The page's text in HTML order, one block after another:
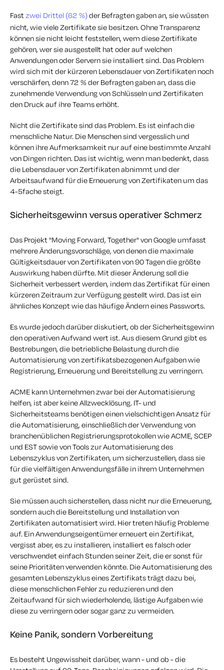
Fastzwei Drittel (62 %)der Befragten gaben an, sie wüssten
nicht, wie viele Zertifikate sie besitzen. Ohne Transparenz
können sie nicht leicht feststellen, wem diese Zertifikate
gehören, wer sie ausgestellt hat oder auf welchen
Anwendungen oder Servern sie installiert sind. Das Problem
wird sich mit der kürzeren Lebensdauer von Zertifikaten noch
verschärfen, denn 72 % der Befragten gaben an, dass die
zunehmende Verwendung von Schlüsseln und Zertifikaten
den Druck auf ihre Teams erhöht.
Nicht die Zertifikate sind das Problem. Es ist einfach die
menschliche Natur. Die Menschen sind vergesslich und
können ihre Aufmerksamkeit nur auf eine bestimmte Anzahl
von Dingen richten. Das ist wichtig, wenn man bedenkt, dass
die Lebensdauer von Zertifikaten abnimmt und der
Arbeitsaufwand für die Erneuerung von Zertifikaten um das
4-5fache steigt.
Sicherheitsgewinn versus operativer Schmerz
Das Projekt "Moving Forward, Together" von Google umfasst
mehrere Änderungsvorschläge, von denen die maximale
Gültigkeitsdauer von Zertifikaten von 90 Tagen die größte
Auswirkung haben dürfte. Mit dieser Änderung soll die
Sicherheit verbessert werden, indem das Zertifikat für einen
kürzeren Zeitraum zur Verfügung gestellt wird. Das ist ein
ähnliches Konzept wie das häufige Ändern eines Passworts.
Es wurde jedoch darüber diskutiert, ob der Sicherheitsgewinn
den operativen Aufwand wert ist. Aus diesem Grund gibt es
Bestrebungen, die betriebliche Belastung durch die
Automatisierung von zertifikatsbezogenen Aufgaben wie
Registrierung, Erneuerung und Bereitstellung zu verringern.
ACME kann Unternehmen zwar bei der Automatisierung
helfen, ist aber keine Allzwecklösung. IT- und
Sicherheitsteams benötigen einen vielschichtigen Ansatz für
die Automatisierung, einschließlich der Verwendung von
branchenüblichen Registrierungsprotokollen wie ACME, SCEP
und EST sowie von Tools zur Automatisierung des
Lebenszyklus von Zertifikaten, um sicherzustellen, dass sie
für die vielfältigen Anwendungsfälle in ihrem Unternehmen
gut gerüstet sind.
Sie müssen auch sicherstellen, dass nicht nur die Erneuerung,
sondern auch die Bereitstellung und Installation von
Zertifikaten automatisiert wird. Hier treten häufig Probleme
auf. Ein Anwendungseigentümer erneuert ein Zertifikat,
vergisst aber, es zu installieren, installiert es falsch oder
verschwendet einfach Stunden seiner Zeit, die er sonst für
seine Prioritäten verwenden könnte. Die Automatisierung des
gesamten Lebenszyklus eines Zertifikats trägt dazu bei,
diese menschlichen Fehler zu reduzieren und den
Zeitaufwand für sich wiederholende, lästige Aufgaben wie
diese zu verringern oder sogar ganz zu vermeiden.
Keine Panik, sondern Vorbereitung
Es besteht Ungewissheit darüber, wann - und ob - die